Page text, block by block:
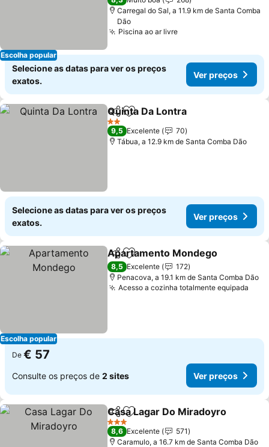
Escolha popular
Carregal do Sal, a 11.9 km de Santa Comba
Dão
Piscina ao ar livre
Selecione as datas para ver os preços
exatos.
Ver preços
PartilharAdicionar aos favoritos
Quinta Da Lontra
2 Estrelas
9,5 Excelente
70
Tábua, a 12.9 km de Santa Comba Dão
Selecione as datas para ver os preços
exatos.
Ver preços
Escolha popular
PartilharAdicionar aos favoritos
Apartamento Mondego
8,5 Excelente
172
Penacova, a 19.1 km de Santa Comba Dão
Acesso a cozinha totalmente equipada
De € 57
Consulte os preços de 2 sites Ver preços
PartilharAdicionar aos favoritos
Casa Lagar Do Miradoyro
3 Estrelas
8,6 Excelente
571
Caramulo, a 16.7 km de Santa Comba Dão